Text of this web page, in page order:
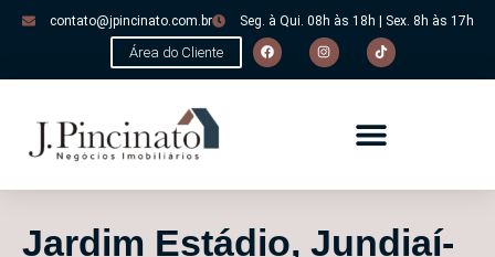
contato@jpincinato.com.br Seg. à Qui. 08h às 18h | Sex. 8h às 17h
Área do Cliente
Jardim Estádio, Jundiaí-